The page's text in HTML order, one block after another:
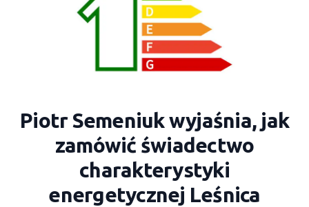
Piotr Semeniuk wyjaśnia, jak
zamówić świadectwo
charakterystyki
energetycznej Leśnica